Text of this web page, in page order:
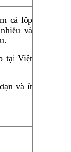
cả lốp
và
tại Việt
và ít